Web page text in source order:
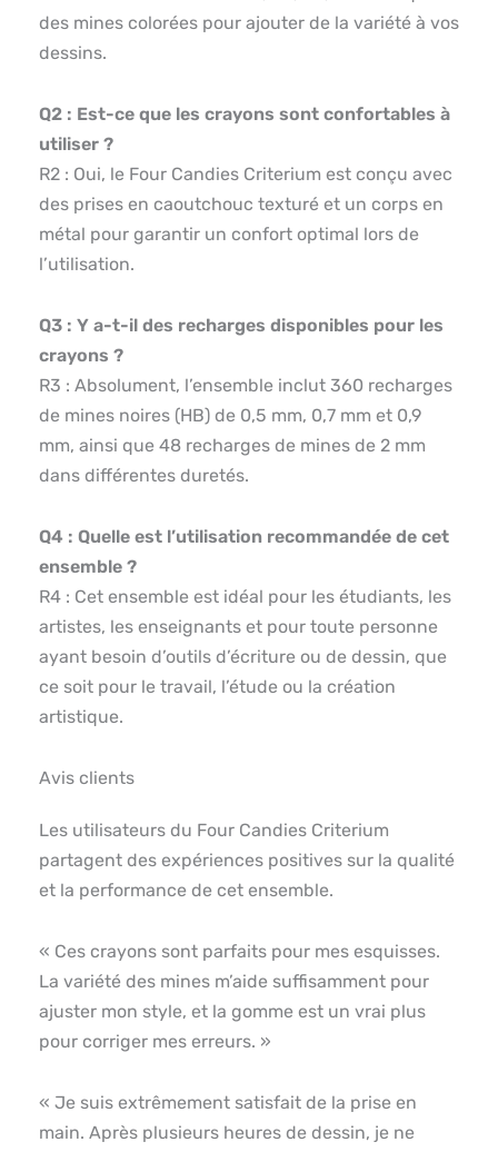
des mines colorées pour ajouter de la variété à vos
dessins.
Q2 : Est-ce que les crayons sont confortables à
utiliser ?
R2 : Oui, le Four Candies Criterium est conçu avec
des prises en caoutchouc texturé et un corps en
métal pour garantir un confort optimal lors de
l’utilisation.
Q3 : Y a-t-il des recharges disponibles pour les
crayons ?
R3 : Absolument, l’ensemble inclut 360 recharges
de mines noires (HB) de 0,5 mm, 0,7 mm et 0,9
mm, ainsi que 48 recharges de mines de 2 mm
dans différentes duretés.
Q4 : Quelle est l’utilisation recommandée de cet
ensemble ?
R4 : Cet ensemble est idéal pour les étudiants, les
artistes, les enseignants et pour toute personne
ayant besoin d’outils d’écriture ou de dessin, que
ce soit pour le travail, l’étude ou la création
artistique.
Avis clients
Les utilisateurs du Four Candies Criterium
partagent des expériences positives sur la qualité
et la performance de cet ensemble.
« Ces crayons sont parfaits pour mes esquisses.
La variété des mines m’aide suffisamment pour
ajuster mon style, et la gomme est un vrai plus
pour corriger mes erreurs. »
« Je suis extrêmement satisfait de la prise en
main. Après plusieurs heures de dessin, je ne